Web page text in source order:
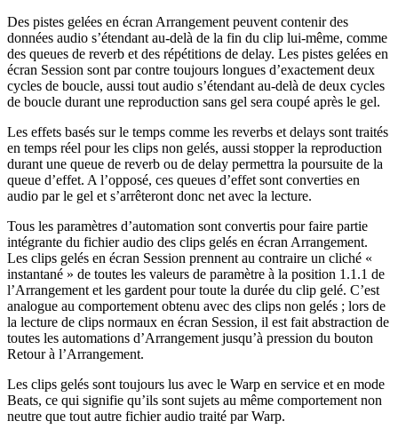
Des pistes gelées en écran Arrangement peuvent contenir des
données audio s’étendant au-delà de la fin du clip lui-même, comme
des queues de reverb et des répétitions de delay. Les pistes gelées en
écran Session sont par contre toujours longues d’exactement deux
cycles de boucle, aussi tout audio s’étendant au-delà de deux cycles
de boucle durant une reproduction sans gel sera coupé après le gel.
Les effets basés sur le temps comme les reverbs et delays sont traités
en temps réel pour les clips non gelés, aussi stopper la reproduction
durant une queue de reverb ou de delay permettra la poursuite de la
queue d’effet. A l’opposé, ces queues d’effet sont converties en
audio par le gel et s’arrêteront donc net avec la lecture.
Tous les paramètres d’automation sont convertis pour faire partie
intégrante du fichier audio des clips gelés en écran Arrangement.
Les clips gelés en écran Session prennent au contraire un cliché «
instantané » de toutes les valeurs de paramètre à la position 1.1.1 de
l’Arrangement et les gardent pour toute la durée du clip gelé. C’est
analogue au comportement obtenu avec des clips non gelés ; lors de
la lecture de clips normaux en écran Session, il est fait abstraction de
toutes les automations d’Arrangement jusqu’à pression du bouton
Retour à l’Arrangement.
Les clips gelés sont toujours lus avec le Warp en service et en mode
Beats, ce qui signifie qu’ils sont sujets au même comportement non
neutre que tout autre fichier audio traité par Warp.